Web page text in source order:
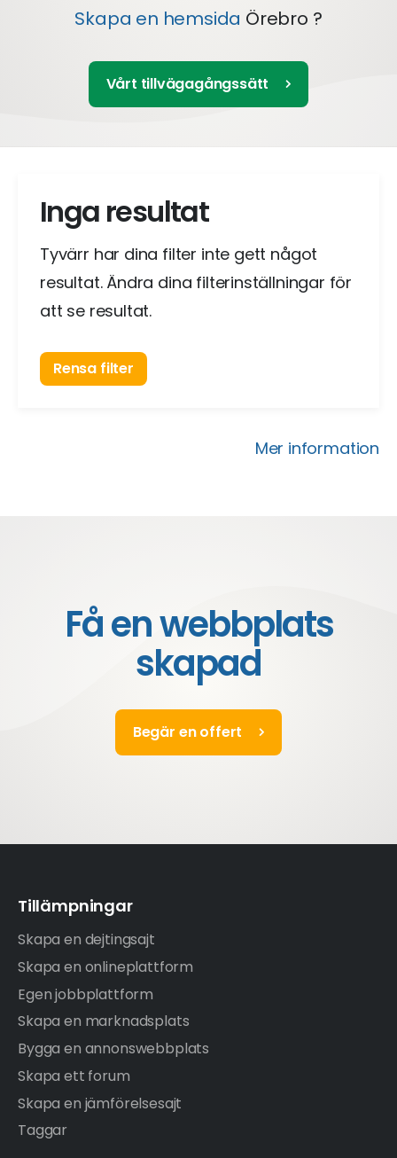
Skapa en hemsida Örebro ?
Vårt tillvägagångssätt
Inga resultat
Tyvärr har dina filter inte gett något
resultat. Ändra dina filterinställningar för
att se resultat.
Rensa filter
Mer information
Få en webbplats
skapad
Begär en offert
Tillämpningar
Skapa en dejtingsajt
Skapa en onlineplattform
Egen jobbplattform
Skapa en marknadsplats
Bygga en annonswebbplats
Skapa ett forum
Skapa en jämförelsesajt
Taggar